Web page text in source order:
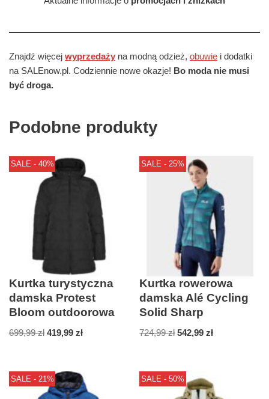
Znajdź więcej wyprzedaży na modną odzież, obuwie i dodatki
na SALEnow.pl. Codziennie nowe okazje! Bo moda nie musi
być droga.
Podobne produkty
SALE - 40%
Kurtka turystyczna
damska Protest
Bloom outdoorowa
699,99zł 419,99 zł
SALE - 25%
Kurtka rowerowa
damska Alé Cycling
Solid Sharp
724,99zł 542,99zł
SALE - 21% SALE - 50%